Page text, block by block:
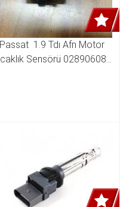
Passat  1.9 Tdı Afn Motor
Sıcaklık Sensörü 028906081